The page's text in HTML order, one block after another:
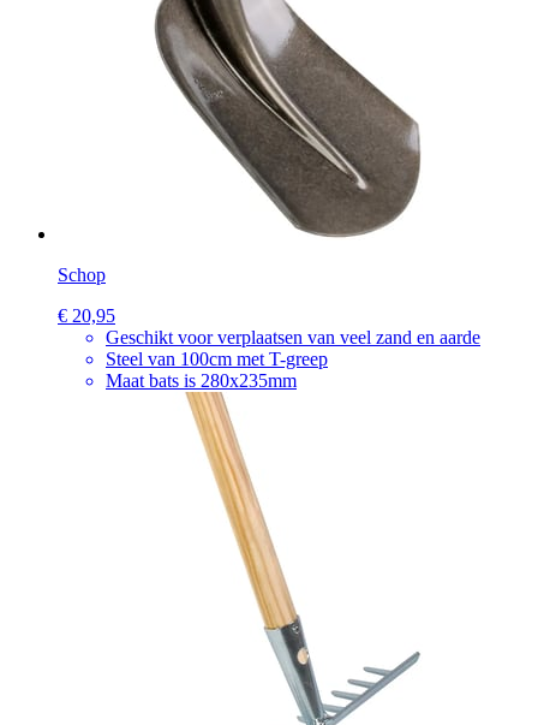
Schop
€ 20,95
Geschikt voor verplaatsen van veel zand en aarde
Steel van 100cm met T-greep
Maat bats is 280x235mm